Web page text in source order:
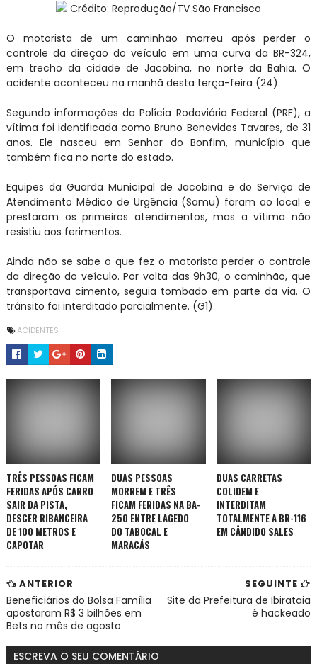
Crédito: Reprodução/TV São Francisco
O motorista de um caminhão morreu após perder o
controle da direção do veículo em uma curva da BR-324,
em trecho da cidade de Jacobina, no norte da Bahia. O
acidente aconteceu na manhã desta terça-feira (24).
Segundo informações da Polícia Rodoviária Federal (PRF), a
vítima foi identificada como Bruno Benevides Tavares, de 31
anos. Ele nasceu em Senhor do Bonfim, município que
também fica no norte do estado.
Equipes da Guarda Municipal de Jacobina e do Serviço de
Atendimento Médico de Urgência (Samu) foram ao local e
prestaram os primeiros atendimentos, mas a vítima não
resistiu aos ferimentos.
Ainda não se sabe o que fez o motorista perder o controle
da direção do veículo. Por volta das 9h30, o caminhão, que
transportava cimento, seguia tombado em parte da via. O
trânsito foi interditado parcialmente. (G1)
ACIDENTES
TRÊS PESSOAS FICAM
FERIDAS APÓS CARRO
SAIR DA PISTA,
DESCER RIBANCEIRA
DE 100 METROS E
CAPOTAR
DUAS PESSOAS
MORREM E TRÊS
FICAM FERIDAS NA BA-
250 ENTRE LAGEDO
DO TABOCAL E
MARACÁS
DUAS CARRETAS
COLIDEM E
INTERDITAM
TOTALMENTE A BR-116
EM CÂNDIDO SALES
SEGUINTE
Site da Prefeitura de Ibirataia
é hackeado
ANTERIOR
Beneficiários do Bolsa Família
apostaram R$ 3 bilhões em
Bets no mês de agosto
ESCREVA O SEU COMENTÁRIO